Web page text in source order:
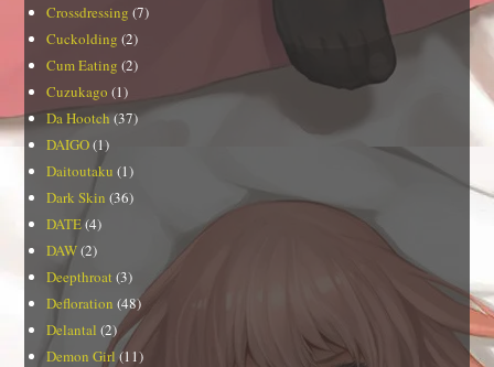
Crossdressing (7)
Cuckolding (2)
Cum Eating (2)
Cuzukago (1)
Da Hootch(37)
DAIGO(1)
Daitoutaku (1)
Dark Skin (36)
DATE(4)
DAW(2)
Deepthroat (3)
Defloration (48)
Delantal (2)
Demon Girl(11)